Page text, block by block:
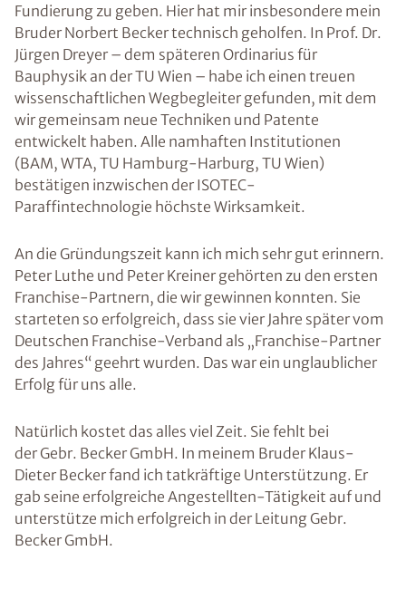
Fundierung zu geben. Hier hat mir insbesondere mein
Bruder Norbert Becker technisch geholfen. In Prof. Dr.
Jürgen Dreyer – dem späteren Ordinarius für
Bauphysik an der TU Wien – habe ich einen treuen
wissenschaftlichen Wegbegleiter gefunden, mit dem
wir gemeinsam neue Techniken und Patente
entwickelt haben. Alle namhaften Institutionen
(BAM, WTA, TU Hamburg-Harburg, TU Wien)
bestätigen inzwischen der ISOTEC-
Paraffintechnologie höchste Wirksamkeit.
An die Gründungszeit kann ich mich sehr gut erinnern.
Peter Luthe und Peter Kreiner gehörten zu den ersten
Franchise-Partnern, die wir gewinnen konnten. Sie
starteten so erfolgreich, dass sie vier Jahre später vom
Deutschen Franchise-Verband als „Franchise-Partner
des Jahres“ geehrt wurden. Das war ein unglaublicher
Erfolg für uns alle.
Natürlich kostet das alles viel Zeit. Sie fehlt bei
der Gebr. Becker GmbH. In meinem Bruder Klaus-
Dieter Becker fand ich tatkräftige Unterstützung. Er
gab seine erfolgreiche Angestellten-Tätigkeit auf und
unterstütze mich erfolgreich in der Leitung Gebr.
Becker GmbH.